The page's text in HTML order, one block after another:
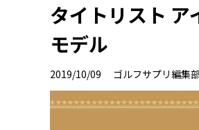
タイトリスト
モデル
2019/10/09 ゴルフサプリ編集部